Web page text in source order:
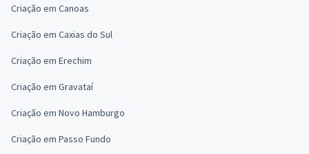
Criação em Canoas
Criação em Caxias do Sul
Criação em Erechim
Criação em Gravataí
Criação em Novo Hamburgo
Criação em Passo Fundo